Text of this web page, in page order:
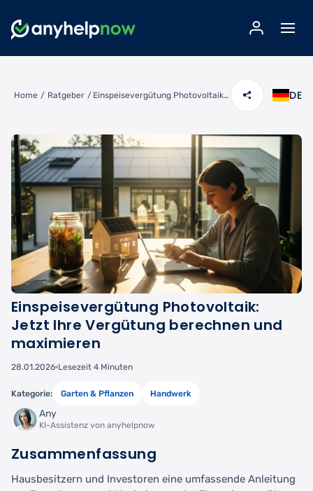
Home / Ratgeber / Einspeisevergütung Photovoltaik: Jetzt Ihre Vergütung berechnen und maximieren DE
Einspeisevergütung Photovoltaik:
Jetzt Ihre Vergütung berechnen und
maximieren
28.01.2026 Lesezeit 4 Minuten
Kategorie: Garten & Pflanzen Handwerk
Any
KI-Assistenz von anyhelpnow
Zusammenfassung
Hausbesitzern und Investoren eine umfassende Anleitung